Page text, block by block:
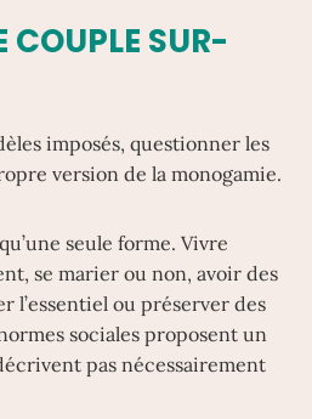
COUPLE SUR-
imposés, questionner les
version de la monogamie.
seule forme. Vivre
se marier ou non, avoir des
l’essentiel ou préserver des
sociales proposent un
pas nécessairement